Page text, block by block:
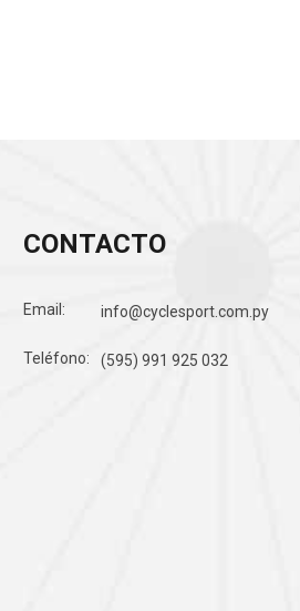
CONTACTO
Email: info@cyclesport.com.py
Teléfono: (595) 991 925 032